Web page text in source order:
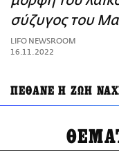
ΑΜΠΑ
PRINT
σύζυγος του
LIFO NEWSROOM
16.11.2022
ΠΕΘΑΝΕ Η ΖΩΗ